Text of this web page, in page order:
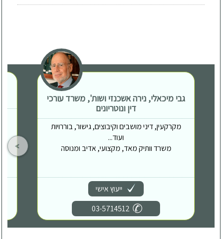
גבי מיכאלי, נירה אשכנזי ושות', משרד עורכי
דין ונוטריונים
מקרקעין, דיני מושבים וקיבוצים, גישור, בוררויות
ועוד...
משרד וותיק מאד, מקצועי, אדיב ומנוסה
ייעוץ אישי
03-5714512